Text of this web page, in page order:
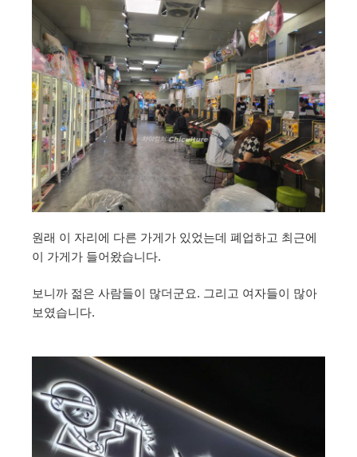
원래 이 자리에 다른 가게가 있었는데 폐업하고 최근에
이 가게가 들어왔습니다.
보니까 젊은 사람들이 많더군요. 그리고 여자들이 많아
보였습니다.